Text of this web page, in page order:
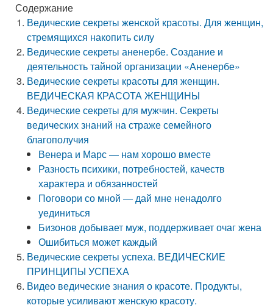
Содержание
Ведические секреты женской красоты. Для женщин,
стремящихся накопить силу
Ведические секреты аненербе. Создание и
деятельность тайной организации «Аненербе»
Ведические секреты красоты для женщин.
ВЕДИЧЕСКАЯ КРАСОТА ЖЕНЩИНЫ
Ведические секреты для мужчин. Секреты
ведических знаний на страже семейного
благополучия
Венера и Марс — нам хорошо вместе
Разность психики, потребностей, качеств
характера и обязанностей
Поговори со мной — дай мне ненадолго
уединиться
Бизонов добывает муж, поддерживает очаг жена
Ошибиться может каждый
Ведические секреты успеха. ВЕДИЧЕСКИЕ
ПРИНЦИПЫ УСПЕХА
Видео ведические знания о красоте. Продукты,
которые усиливают женскую красоту.